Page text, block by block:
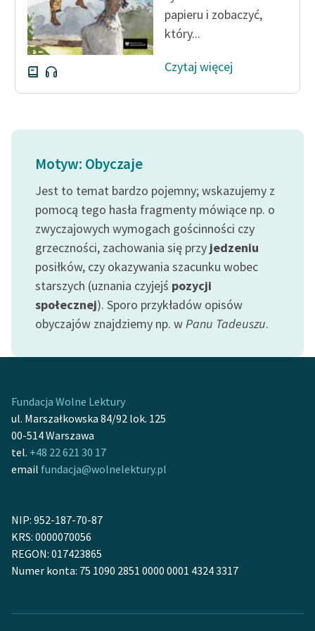
feministycznej
Ręce pełne poezji
Kolekcje edukacyjne
twórców przechodzących
Starego Testamentu
Odkurzamy bohaterów
Szkoła Poezji Wolnych
Lektur
Kontakt
O projekcie
Zespół
Wolnych Lektur
Logotypy
Materiały promocyjne
Polityka prywatności
Dane fundacji i
sprawozdania finansowe
papieru i zobaczyć,
który...
Czytaj więcej
Motyw: Obyczaje
Jest to temat bardzo pojemny; wskazujemy z
pomocą tego hasła fragmenty mówiące np. o
zwyczajowych wymogach gościnności czy
grzeczności, zachowania się przy jedzeniu
posiłków, czy okazywania szacunku wobec
starszych (uznania czyjejś pozycji
społecznej). Sporo przykładów opisów
obyczajów znajdziemy np. wPanu Tadeuszu.
Fundacja Wolne Lektury
ul. Marszałkowska 84/92 lok. 125
00-514 Warszawa
tel. +48 22 621 30 17
email fundacja@wolnelektury.pl
NIP: 952-187-70-87
KRS: 0000070056
REGON: 017423865
Numer konta: 75 1090 2851 0000 0001 4324 3317